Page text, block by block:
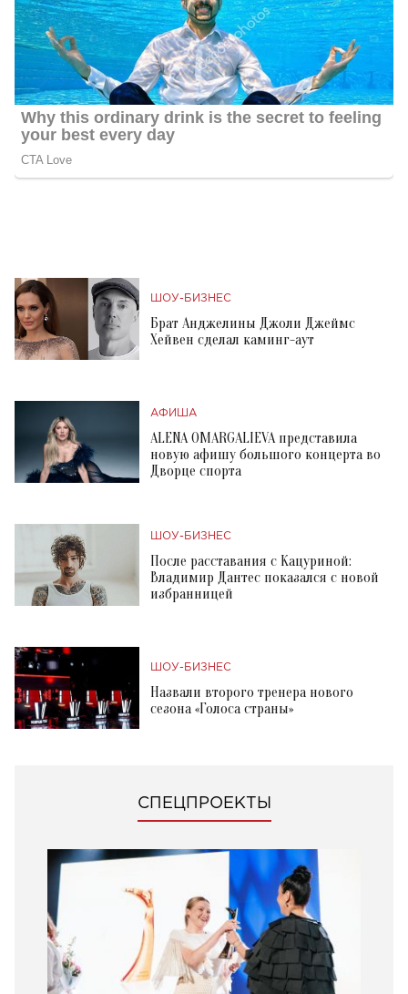
ШОУ-БИЗНЕС
Брат Анджелины Джоли Джеймс
Хейвен сделал каминг-аут
АФИША
ALENA OMARGALIEVA представила
новую афишу большого концерта во
Дворце спорта
ШОУ-БИЗНЕС
После расставания с Кацуриной:
Владимир Дантес показался с новой
избранницей
ШОУ-БИЗНЕС
Назвали второго тренера нового
сезона «Голоса страны»
СПЕЦПРОЕКТЫ